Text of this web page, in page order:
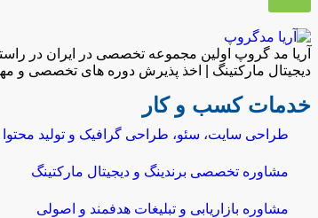
دیجیتال مارکتینگ | اخذ پذیرش دوره های تخصصی و
خدمات کسب و کار
طراحی سایت، سئو، طراحی گرافیک و تولید محتوا
مشاوره تخصصی برندینگ و دیجیتال مارکتینگ
مشاوره بازاریابی و تبلیغات هدفمند و اصولی